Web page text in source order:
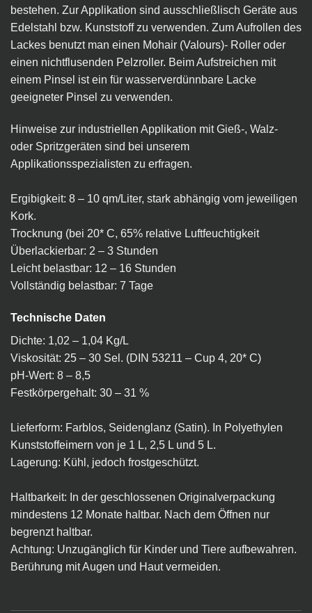
bestehen. Zur Applikation sind ausschließlisch Geräte aus
Edelstahl bzw. Kunststoff zu verwenden. Zum Aufrollen des
Lackes benutzt man einen Mohair (Valours)- Roller oder
einen nichtflusenden Pelzroller. Beim Aufstreichen mit
einem Pinsel ist ein für wasserverdünnbare Lacke
geeigneter Pinsel zu verwenden.
Hinweise zur industriellen Applikation mit Gieß-, Walz-
oder Spritzgeräten sind bei unserem
Applikationsspezialisten zu erfragen.
Ergibigkeit: 8 – 10 qm/Liter, stark abhängig vom jeweiligen
Kork.
Trocknung (bei 20* C, 65% relative Luftfeuchtigkeit
Überlackierbar: 2 – 3 Stunden
Leicht belastbar: 12 – 16 Stunden
Vollständig belastbar: 7 Tage
Technische Daten
Dichte: 1,02 – 1,04 Kg/L
Viskosität: 25 – 30 Sel. (DIN 53211 – Cup 4, 20* C)
pH-Wert: 8 – 8,5
Festkörpergehalt: 30 – 31 %
Lieferform: Farblos, Seidenglanz (Satin). In Polyethylen
Kunststoffeimern von je 1 L, 2,5 L und 5 L.
Lagerung: Kühl, jedoch frostgeschützt.
Haltbarkeit: In der geschlossenen Originalverpackung
mindestens 12 Monate haltbar. Nach dem Öffnen nur
begrenzt haltbar.
Achtung: Unzugänglich für Kinder und Tiere aufbewahren.
Berührung mit Augen und Haut vermeiden.